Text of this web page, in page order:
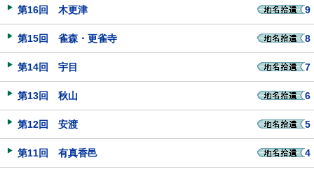
第16回 木更津 9
第15回 雀森・更雀寺 8
第14回 宇目 7
第13回 秋山 6
第12回 安渡 5
第11回 有真香邑 4